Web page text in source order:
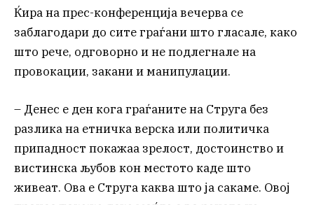
Ќира на прес-конференција вечерва се
заблагодари до сите граѓани што гласале, како
што рече, одговорно и не подлегнале на
провокации, закани и манипулации.
– Денес е ден кога граѓаните на Струга без
рaзлика на етничка верска или политичка
припадност покажаа зрелост, достоинство и
вистинска љубов кон местото каде што
живеат. Ова е Струга каква што ја сакаме. Овој